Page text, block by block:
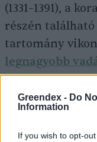
Greendex - Do
Information
If you wish to opt-
(1331–1391), a
részén található
tartomány
legnagyobb
fűződő Livre de
című
Párizsi
fejezetet